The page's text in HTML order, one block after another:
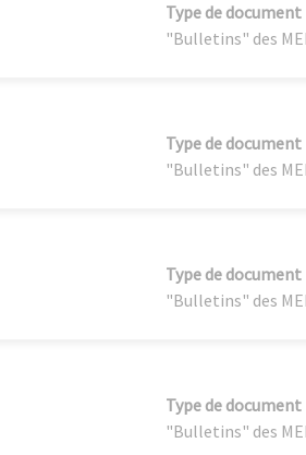
Type de document
"Bulletins" des
Type de document
"Bulletins" des
Type de document
"Bulletins" des
Type de document
"Bulletins" des